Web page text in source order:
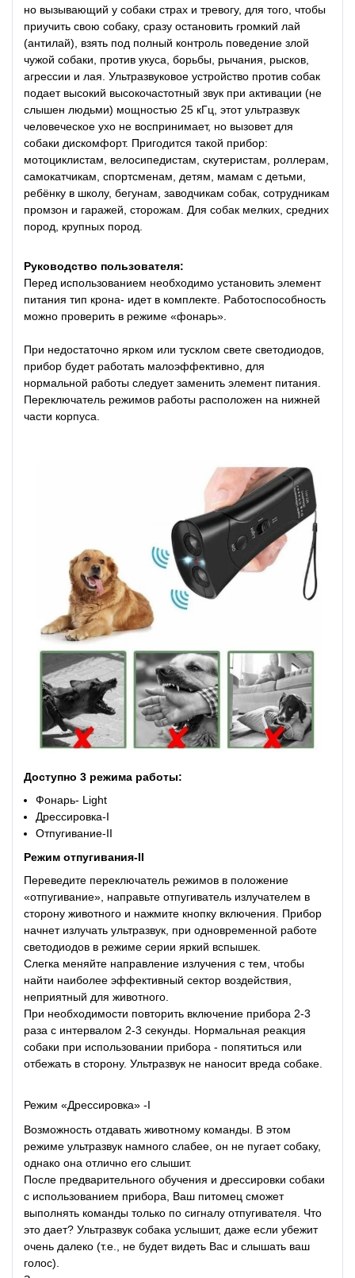
но вызывающий у собаки страх и тревогу, для того, чтобы
приучить свою собаку, сразу остановить громкий лай
(антилай), взять под полный контроль поведение злой
чужой собаки, против укуса, борьбы, рычания, рысков,
агрессии и лая. Ультразвуковое устройство против собак
подает высокий высокочастотный звук при активации (не
слышен людьми) мощностью 25 кГц, этот ультразвук
человеческое ухо не воспринимает, но вызовет для
собаки дискомфорт. Пригодится такой прибор:
мотоциклистам, велосипедистам, скутеристам, роллерам,
самокатчикам, спортсменам, детям, мамам с детьми,
ребёнку в школу, бегунам, заводчикам собак, сотрудникам
промзон и гаражей, сторожам. Для собак мелких, средних
пород, крупных пород.
Руководство пользователя:
Перед использованием необходимо установить элемент
питания тип крона- идет в комплекте. Работоспособность
можно проверить в режиме «фонарь».
При недостаточно ярком или тусклом свете светодиодов,
прибор будет работать малоэффективно, для
нормальной работы следует заменить элемент питания.
Переключатель режимов работы расположен на нижней
части корпуса.
Доступно 3 режима работы:
Фонарь- Light
Дрессировка-I
Отпугивание-II
Режим отпугивания-II
Переведите переключатель режимов в положение
«отпугивание», направьте отпугиватель излучателем в
сторону животного и нажмите кнопку включения. Прибор
начнет излучать ультразвук, при одновременной работе
светодиодов в режиме серии яркий вспышек.
Слегка меняйте направление излучения с тем, чтобы
найти наиболее эффективный сектор воздействия,
неприятный для животного.
При необходимости повторить включение прибора 2-3
раза с интервалом 2-3 секунды. Нормальная реакция
собаки при использовании прибора - попятиться или
отбежать в сторону. Ультразвук не наносит вреда собаке.
Режим «Дрессировка» -I
Возможность отдавать животному команды. В этом
режиме ультразвук намного слабее, он не пугает собаку,
однако она отлично его слышит.
После предварительного обучения и дрессировки собаки
с использованием прибора, Ваш питомец сможет
выполнять команды только по сигналу отпугивателя. Что
это дает? Ультразвук собака услышит, даже если убежит
очень далеко (т.е., не будет видеть Вас и слышать ваш
голос).